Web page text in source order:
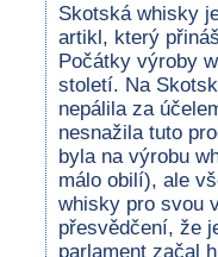
Skotská whisky
artikl, který
Počátky výroby
století. Na
nepálila za
nesnažila tuto
byla na výrobu
málo obilí), ale
whisky pro svou
přesvědčení, že
parlament začal